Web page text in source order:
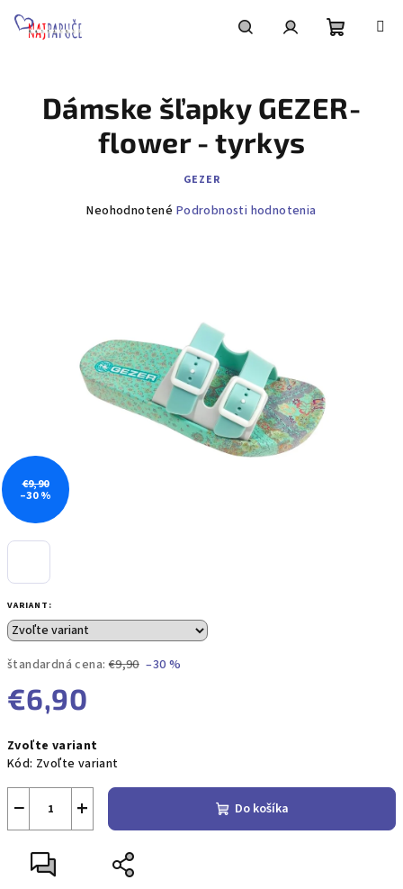
košík
VARIANT:
štandardná cena: €9,90 –30 %
€6,90
cena:
Zvoľte variant
Kód: Zvoľte variant
+
− Do košíka
Dámske šľapky GEZER-
flower - tyrkys
GEZER
Priemerné
hviezdičiek.
Neohodnotené Podrobnosti hodnotenia
€9,90
–30 %